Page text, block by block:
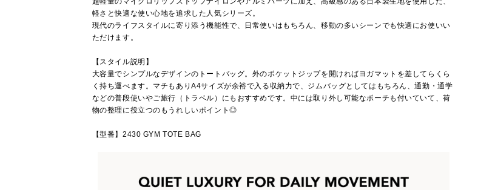
軽さと快適な使い心地を追求した人気シリーズ。
現代のライフスタイルに寄り添う機能性で、日常使いはもちろん、移動の多いシーンでも快適にお使いい
ただけます。
【スタイル説明】
大容量でシンプルなデザインのトートバッグ。外のポケットジップを開ければヨガマットを差してらくら
く持ち運べます。マチもありA4サイズが余裕で入る収納力で、ジムバッグとしてはもちろん、通勤・通学
などの普段使いやご旅行（トラベル）にもおすすめです。中には取り外し可能なポーチも付いていて、荷
物の整理に役立つのもうれしいポイント◎
【型番】2430 GYM TOTE BAG